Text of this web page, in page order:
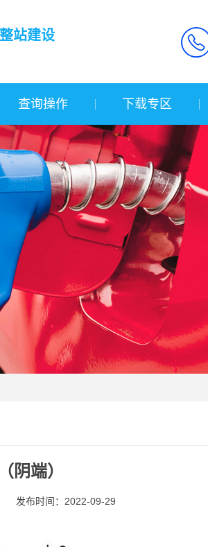
站建设
查询操作 下载专区
阴端）
发布时间：2022-09-29